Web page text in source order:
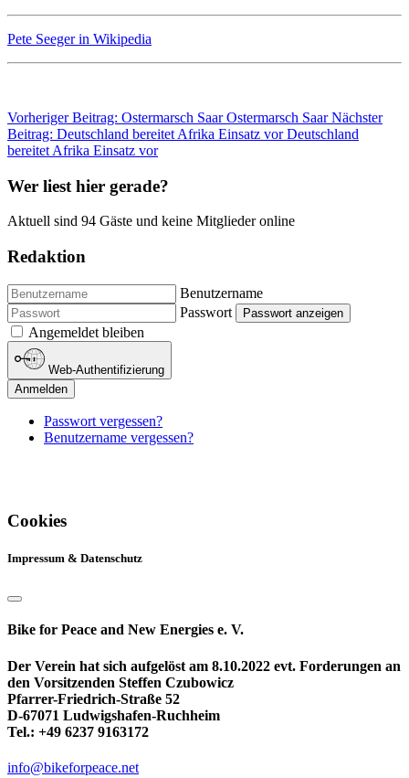
Pete Seeger in Wikipedia
Vorheriger Beitrag: Os­ter­marsch SaarOs­ter­marsch Saar Nächster
Beitrag: Deutschland bereitet Afrika Einsatz vorDeutschland
bereitet Afrika Einsatz vor
Wer liest hier gerade?
Aktuell sind 94 Gäste und keine Mitglieder online
Redaktion
Benutzername
Passwort
Passwort anzeigen
Angemeldet bleiben
Web-Authentifizierung
Anmelden
Passwort vergessen?
Benutzername vergessen?
Cookies
Impressum & Datenschutz
Bike for Peace and New Energies e. V.
Der Verein hat sich aufgelöst am 8.10.2022 evt. Forderungen an
den Vorsitzenden Steffen Czubowicz
Pfarrer-Friedrich-Straße 52
D-67071 Ludwigshafen-Ruchheim
Tel.: +49 6237 9163172
info@bikeforpeace.net